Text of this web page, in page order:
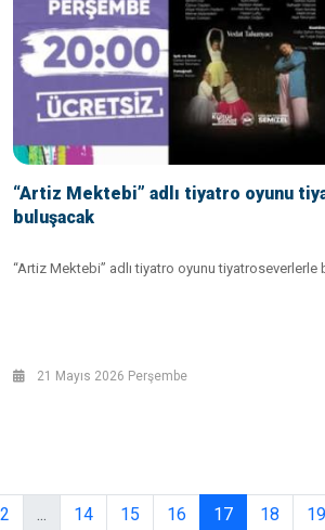
“Artiz Mektebi” adlı tiyatro oyunu
buluşacak
“Artiz Mektebi” adlı tiyatro oyunu tiyatroseverlerle
21 Mayıs 2026 Perşembe
2 14 15 16 17 18 19